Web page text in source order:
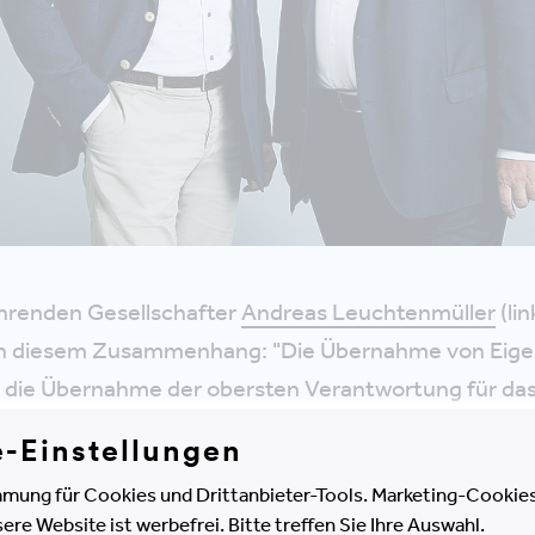
GesellschafterAndreas Leuchtenmüller
diesem Zusammenhang: "Die Übernahme von
Übernahme der obersten Verantwortung für
Verantwortung zu übernehmen und zu
Freiheit und Unabhängigkeit
Einstellungen
für Cookies und Drittanbieter-Tools. Marketing-
Website ist werbefrei. Bitte treffen Sie Ihre Auswahl.